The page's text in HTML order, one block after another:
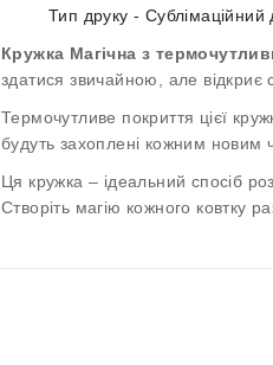
Тип друку - Сублімаційний
Кружка Магічна з
здатися звичайною, але
Термочутливе покриття цієї
будуть захоплені кожним новим
Ця кружка – ідеальний спосіб
Створіть магію кожного ковтку